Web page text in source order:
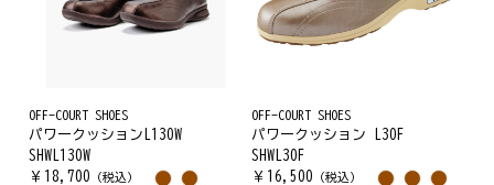
OFF-COURT SHOES
パワークッションL130W
SHWL130W
￥ 18,700 （税込）
OFF-COURT SHOES
パワークッション L30F
SHWL30F
￥ 16,500 （税込）